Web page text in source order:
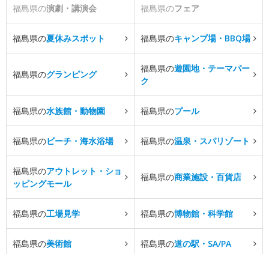
福島県の演劇・講演会 福島県のフェア
福島県の夏休みスポット 福島県のキャンプ場・BBQ場
福島県のグランピング
福島県の遊園地・テーマパー
ク
福島県の水族館・動物園 福島県のプール
福島県のビーチ・海水浴場 福島県の温泉・スパリゾート
福島県のアウトレット・ショ
ッピングモール
福島県の商業施設・百貨店
福島県の工場見学 福島県の博物館・科学館
福島県の美術館 福島県の道の駅・SA/PA